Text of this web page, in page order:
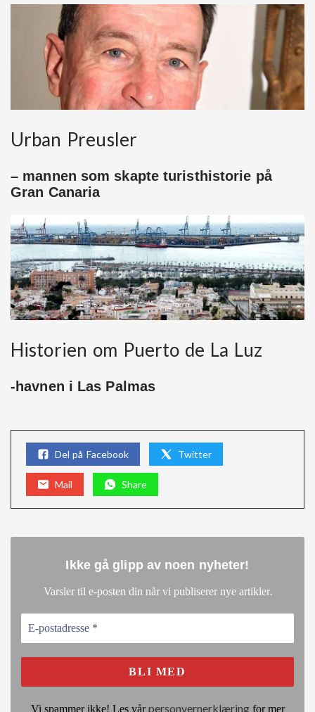
Urban Preusler
– mannen som skapte turisthistorie på
Gran Canaria
Historien om Puerto de La Luz
-havnen i Las Palmas
Del på Facebook Twitter
Mail Share
Ikke gå glipp av noen nyheter!
Varsler til e-posten din når vi publiserer nye artikler.
Vi spammer ikke! Les vårpersonvernerklæringfor mer